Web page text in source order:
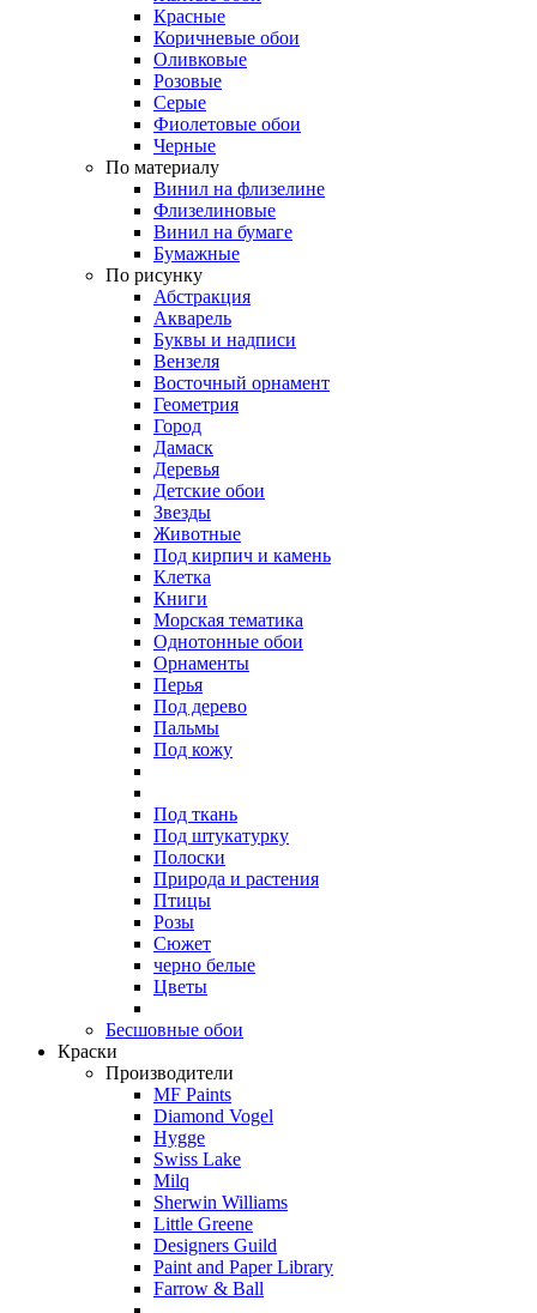
Красные
Коричневые обои
Оливковые
Розовые
Серые
Фиолетовые обои
Черные
По материалу
Винил на флизелине
Флизелиновые
Винил на бумаге
Бумажные
По рисунку
Абстракция
Акварель
Буквы и надписи
Вензеля
Восточный орнамент
Геометрия
Город
Дамаск
Деревья
Детские обои
Звезды
Животные
Под кирпич и камень
Клетка
Книги
Морская тематика
Однотонные обои
Орнаменты
Перья
Под дерево
Пальмы
Под кожу
Под ткань
Под штукатурку
Полоски
Природа и растения
Птицы
Розы
Сюжет
черно белые
Цветы
Бесшовные обои
Краски
Производители
MF Paints
Diamond Vogel
Hygge
Swiss Lake
Milq
Sherwin Williams
Little Greene
Designers Guild
Paint and Paper Library
Farrow & Ball